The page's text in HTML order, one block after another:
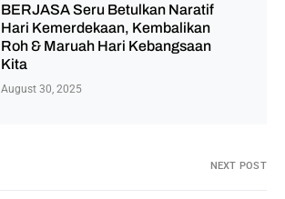
BERJASA Seru Betulkan Naratif
Hari Kemerdekaan, Kembalikan
Roh & Maruah Hari Kebangsaan
Kita
August 30, 2025
NEXT POST